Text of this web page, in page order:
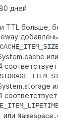
дней
TTL больше,
или